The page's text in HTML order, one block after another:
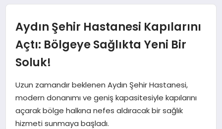
İNCELEMELER
KRIPTO PARALAR
KIMDIR?
NEDIR?
Aydın Şehir Hastanesi Kapılarını
Açtı: Bölgeye Sağlıkta Yeni Bir
Soluk!
Uzun zamandır beklenen Aydın Şehir Hastanesi,
modern donanımı ve geniş kapasitesiyle kapılarını
açarak bölge halkına nefes aldıracak bir sağlık
hizmeti sunmaya başladı.